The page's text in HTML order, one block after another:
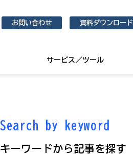
お問い合わせ 資料ダウンロード
サービス／ツール
Search by keyword
キーワードから記事を探す